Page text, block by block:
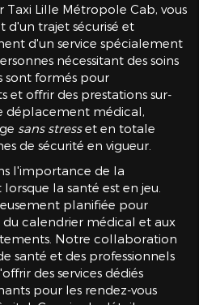
Taxi Lille Métropole Cab, vous
d'un trajet sécurisé et
d'un service spécialement
nécessitant des soins
sont formés pour
et offrir des prestations sur-
déplacement médical,
sans stresset en totale
de sécurité en vigueur.
l'importance de la
la santé est en jeu.
planifiée pour
calendrier médical et aux
Notre collaboration
santé et des professionnels
des services dédiés
pour les rendez-vous